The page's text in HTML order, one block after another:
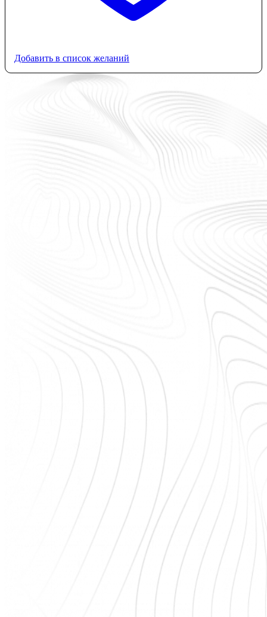
Добавить в список желаний